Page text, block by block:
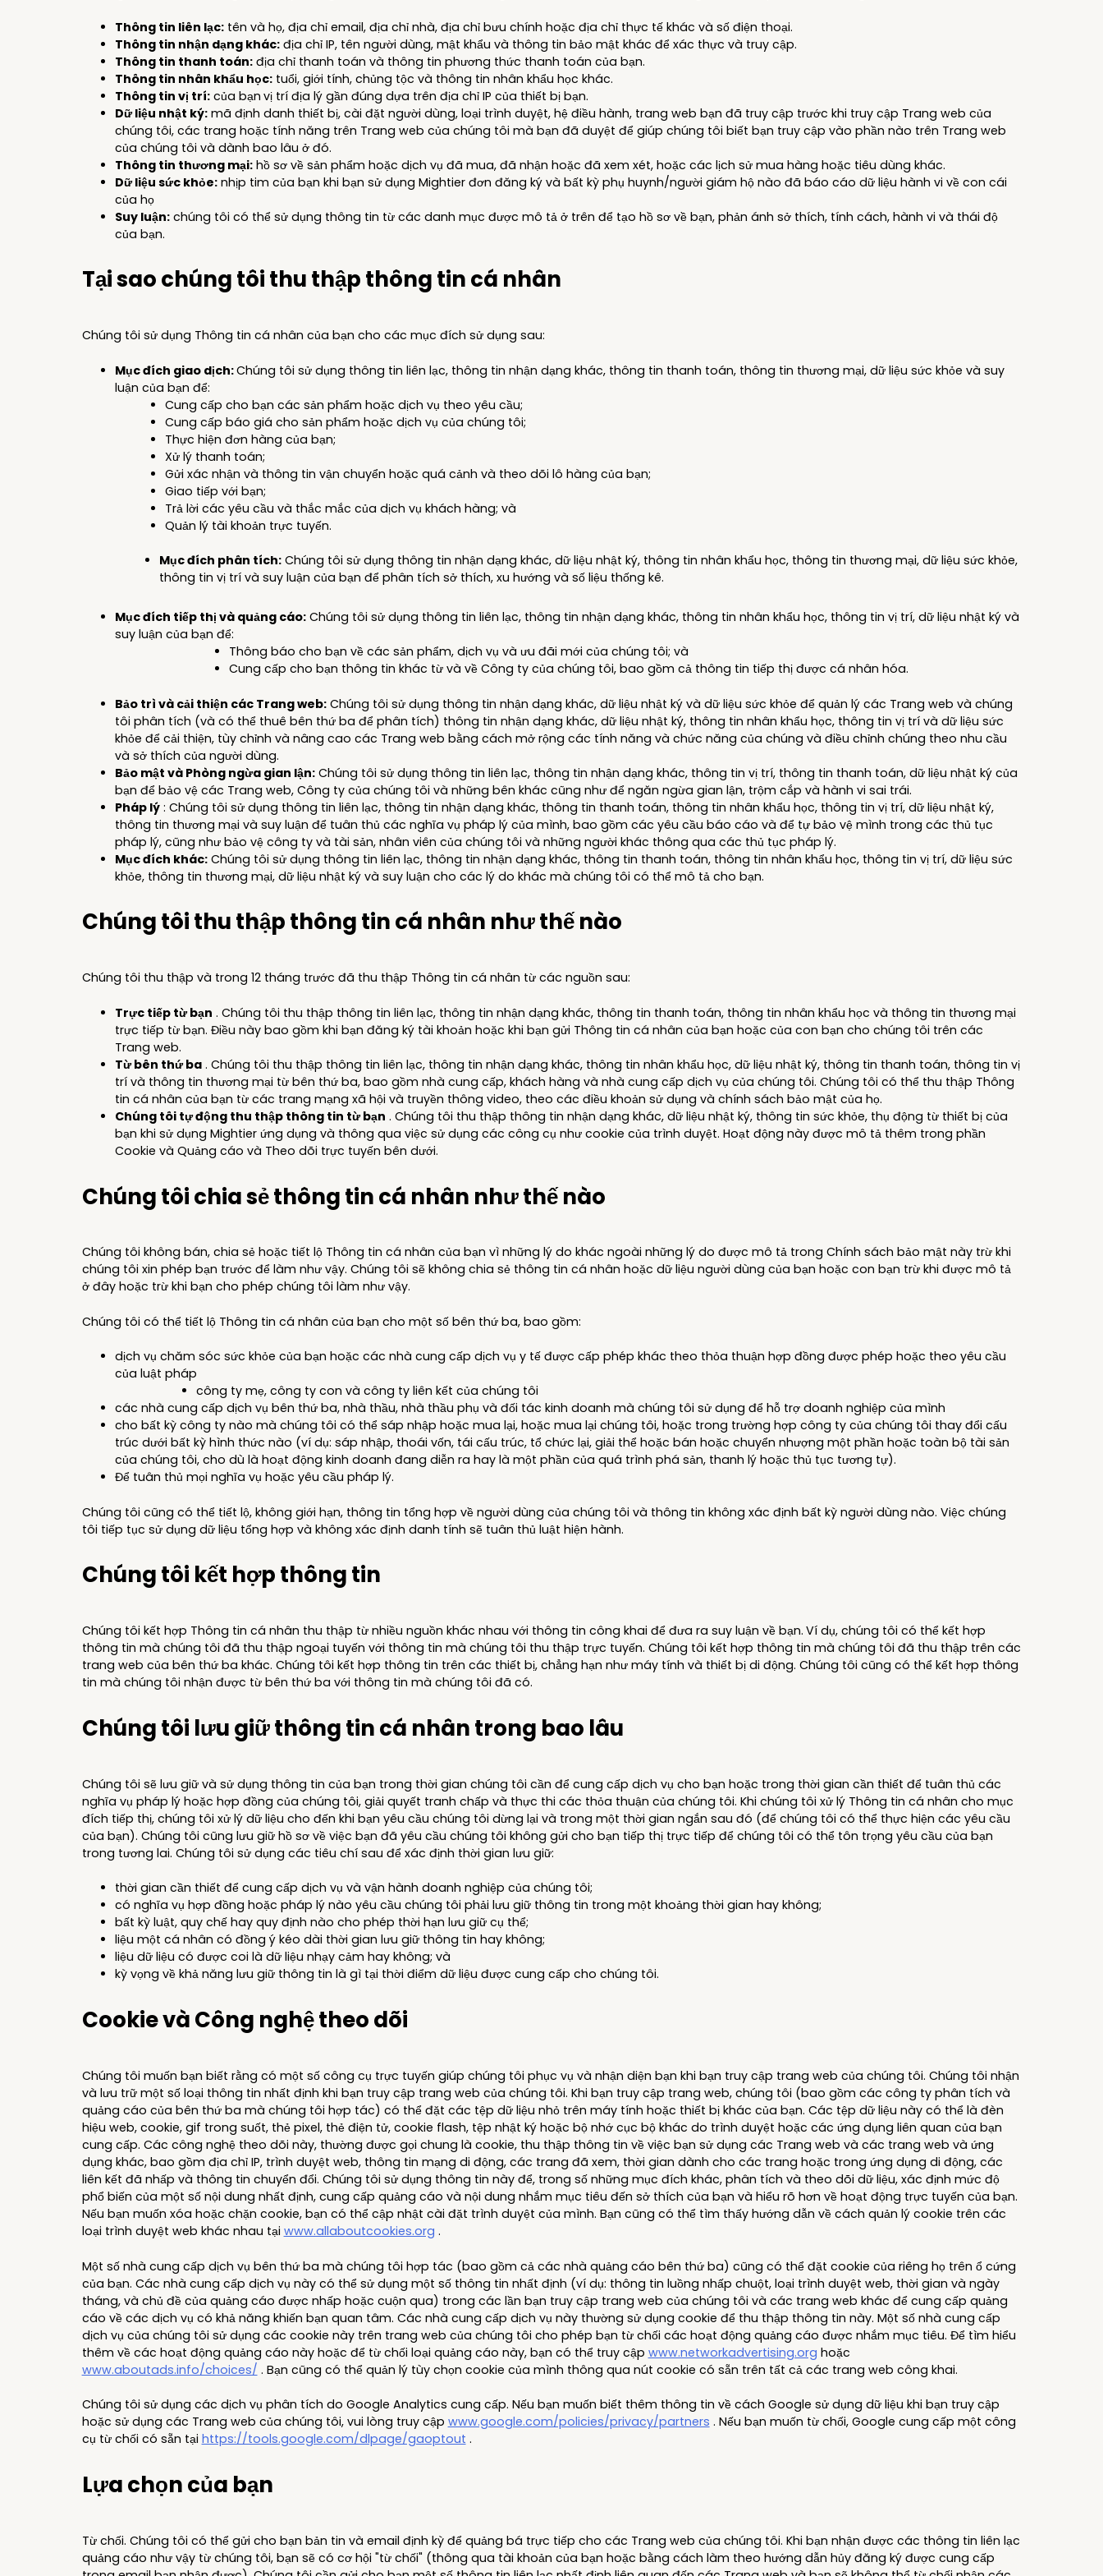
thần dành
riêng cho
trẻ em.
Thông tin liên lạc:tên và họ, địa chỉ email, địa chỉ nhà, địa chỉ bưu chính hoặc địa chỉ thực tế khác và số điện thoại.
Thông tin nhận dạng khác:địa chỉ IP, tên người dùng, mật khẩu và thông tin bảo mật khác để xác thực và truy cập.
Thông tin thanh toán:địa chỉ thanh toán và thông tin phương thức thanh toán của bạn.
Thông tin nhân khẩu học:tuổi, giới tính, chủng tộc và thông tin nhân khẩu học khác.
Thông tin vị trí:của bạn vị trí địa lý gần đúng dựa trên địa chỉ IP của thiết bị bạn.
Dữ liệu nhật ký:mã định danh thiết bị, cài đặt người dùng, loại trình duyệt, hệ điều hành, trang web bạn đã truy cập trước khi truy cập Trang web của
chúng tôi, các trang hoặc tính năng trên Trang web của chúng tôi mà bạn đã duyệt để giúp chúng tôi biết bạn truy cập vào phần nào trên Trang web
của chúng tôi và dành bao lâu ở đó.
Thông tin thương mại:hồ sơ về sản phẩm hoặc dịch vụ đã mua, đã nhận hoặc đã xem xét, hoặc các lịch sử mua hàng hoặc tiêu dùng khác.
Dữ liệu sức khỏe:nhịp tim của bạn khi bạn sử dụng Mightier đơn đăng ký và bất kỳ phụ huynh/người giám hộ nào đã báo cáo dữ liệu hành vi về con cái
của họ
Suy luận:chúng tôi có thể sử dụng thông tin từ các danh mục được mô tả ở trên để tạo hồ sơ về bạn, phản ánh sở thích, tính cách, hành vi và thái độ
của bạn.
Tại sao chúng tôi thu thập thông tin cá nhân
Chúng tôi sử dụng Thông tin cá nhân của bạn cho các mục đích sử dụng sau:
Mục đích giao dịch:Chúng tôi sử dụng thông tin liên lạc, thông tin nhận dạng khác, thông tin thanh toán, thông tin thương mại, dữ liệu sức khỏe và suy
luận của bạn để:
Cung cấp cho bạn các sản phẩm hoặc dịch vụ theo yêu cầu;
Cung cấp báo giá cho sản phẩm hoặc dịch vụ của chúng tôi;
Thực hiện đơn hàng của bạn;
Xử lý thanh toán;
Gửi xác nhận và thông tin vận chuyển hoặc quá cảnh và theo dõi lô hàng của bạn;
Giao tiếp với bạn;
Trả lời các yêu cầu và thắc mắc của dịch vụ khách hàng; và
Quản lý tài khoản trực tuyến.
Mục đích phân tích:Chúng tôi sử dụng thông tin nhận dạng khác, dữ liệu nhật ký, thông tin nhân khẩu học, thông tin thương mại, dữ liệu sức khỏe,
thông tin vị trí và suy luận của bạn để phân tích sở thích, xu hướng và số liệu thống kê.
Mục đích tiếp thị và quảng cáo:Chúng tôi sử dụng thông tin liên lạc, thông tin nhận dạng khác, thông tin nhân khẩu học, thông tin vị trí, dữ liệu nhật ký và
suy luận của bạn để:
Thông báo cho bạn về các sản phẩm, dịch vụ và ưu đãi mới của chúng tôi; và
Cung cấp cho bạn thông tin khác từ và về Công ty của chúng tôi, bao gồm cả thông tin tiếp thị được cá nhân hóa.
Bảo trì và cải thiện các Trang web:Chúng tôi sử dụng thông tin nhận dạng khác, dữ liệu nhật ký và dữ liệu sức khỏe để quản lý các Trang web và chúng
tôi phân tích (và có thể thuê bên thứ ba để phân tích) thông tin nhận dạng khác, dữ liệu nhật ký, thông tin nhân khẩu học, thông tin vị trí và dữ liệu sức
khỏe để cải thiện, tùy chỉnh và nâng cao các Trang web bằng cách mở rộng các tính năng và chức năng của chúng và điều chỉnh chúng theo nhu cầu
và sở thích của người dùng.
Bảo mật và Phòng ngừa gian lận:Chúng tôi sử dụng thông tin liên lạc, thông tin nhận dạng khác, thông tin vị trí, thông tin thanh toán, dữ liệu nhật ký của
bạn để bảo vệ các Trang web, Công ty của chúng tôi và những bên khác cũng như để ngăn ngừa gian lận, trộm cắp và hành vi sai trái.
Pháp lý: Chúng tôi sử dụng thông tin liên lạc, thông tin nhận dạng khác, thông tin thanh toán, thông tin nhân khẩu học, thông tin vị trí, dữ liệu nhật ký,
thông tin thương mại và suy luận để tuân thủ các nghĩa vụ pháp lý của mình, bao gồm các yêu cầu báo cáo và để tự bảo vệ mình trong các thủ tục
pháp lý, cũng như bảo vệ công ty và tài sản, nhân viên của chúng tôi và những người khác thông qua các thủ tục pháp lý.
Mục đích khác:Chúng tôi sử dụng thông tin liên lạc, thông tin nhận dạng khác, thông tin thanh toán, thông tin nhân khẩu học, thông tin vị trí, dữ liệu sức
khỏe, thông tin thương mại, dữ liệu nhật ký và suy luận cho các lý do khác mà chúng tôi có thể mô tả cho bạn.
Chúng tôi thu thập thông tin cá nhân như thế nào
Chúng tôi thu thập và trong 12 tháng trước đã thu thập Thông tin cá nhân từ các nguồn sau:
Trực tiếp từ bạn . Chúng tôi thu thập thông tin liên lạc, thông tin nhận dạng khác, thông tin thanh toán, thông tin nhân khẩu học và thông tin thương mại
trực tiếp từ bạn. Điều này bao gồm khi bạn đăng ký tài khoản hoặc khi bạn gửi Thông tin cá nhân của bạn hoặc của con bạn cho chúng tôi trên các
Trang web.
Từ bên thứ ba. Chúng tôi thu thập thông tin liên lạc, thông tin nhận dạng khác, thông tin nhân khẩu học, dữ liệu nhật ký, thông tin thanh toán, thông tin vị
trí và thông tin thương mại từ bên thứ ba, bao gồm nhà cung cấp, khách hàng và nhà cung cấp dịch vụ của chúng tôi. Chúng tôi có thể thu thập Thông
tin cá nhân của bạn từ các trang mạng xã hội và truyền thông video, theo các điều khoản sử dụng và chính sách bảo mật của họ.
Chúng tôi tự động thu thập thông tin từ bạn . Chúng tôi thu thập thông tin nhận dạng khác, dữ liệu nhật ký, thông tin sức khỏe, thụ động từ thiết bị của
bạn khi sử dụng Mightier ứng dụng và thông qua việc sử dụng các công cụ như cookie của trình duyệt. Hoạt động này được mô tả thêm trong phần
Cookie và Quảng cáo và Theo dõi trực tuyến bên dưới.
Chúng tôi chia sẻ thông tin cá nhân như thế nào
Chúng tôi không bán, chia sẻ hoặc tiết lộ Thông tin cá nhân của bạn vì những lý do khác ngoài những lý do được mô tả trong Chính sách bảo mật này trừ khi
chúng tôi xin phép bạn trước để làm như vậy. Chúng tôi sẽ không chia sẻ thông tin cá nhân hoặc dữ liệu người dùng của bạn hoặc con bạn trừ khi được mô tả
ở đây hoặc trừ khi bạn cho phép chúng tôi làm như vậy.
Chúng tôi có thể tiết lộ Thông tin cá nhân của bạn cho một số bên thứ ba, bao gồm:
dịch vụ chăm sóc sức khỏe của bạn hoặc các nhà cung cấp dịch vụ y tế được cấp phép khác theo thỏa thuận hợp đồng được phép hoặc theo yêu cầu
của luật pháp
công ty mẹ, công ty con và công ty liên kết của chúng tôi
các nhà cung cấp dịch vụ bên thứ ba, nhà thầu, nhà thầu phụ và đối tác kinh doanh mà chúng tôi sử dụng để hỗ trợ doanh nghiệp của mình
cho bất kỳ công ty nào mà chúng tôi có thể sáp nhập hoặc mua lại, hoặc mua lại chúng tôi, hoặc trong trường hợp công ty của chúng tôi thay đổi cấu
trúc dưới bất kỳ hình thức nào (ví dụ: sáp nhập, thoái vốn, tái cấu trúc, tổ chức lại, giải thể hoặc bán hoặc chuyển nhượng một phần hoặc toàn bộ tài sản
của chúng tôi, cho dù là hoạt động kinh doanh đang diễn ra hay là một phần của quá trình phá sản, thanh lý hoặc thủ tục tương tự).
Để tuân thủ mọi nghĩa vụ hoặc yêu cầu pháp lý.
Chúng tôi cũng có thể tiết lộ, không giới hạn, thông tin tổng hợp về người dùng của chúng tôi và thông tin không xác định bất kỳ người dùng nào. Việc chúng
tôi tiếp tục sử dụng dữ liệu tổng hợp và không xác định danh tính sẽ tuân thủ luật hiện hành.
Chúng tôi kết hợp thông tin
Chúng tôi kết hợp Thông tin cá nhân thu thập từ nhiều nguồn khác nhau với thông tin công khai để đưa ra suy luận về bạn. Ví dụ, chúng tôi có thể kết hợp
thông tin mà chúng tôi đã thu thập ngoại tuyến với thông tin mà chúng tôi thu thập trực tuyến. Chúng tôi kết hợp thông tin mà chúng tôi đã thu thập trên các
trang web của bên thứ ba khác. Chúng tôi kết hợp thông tin trên các thiết bị, chẳng hạn như máy tính và thiết bị di động. Chúng tôi cũng có thể kết hợp thông
tin mà chúng tôi nhận được từ bên thứ ba với thông tin mà chúng tôi đã có.
Chúng tôi lưu giữ thông tin cá nhân trong bao lâu
Chúng tôi sẽ lưu giữ và sử dụng thông tin của bạn trong thời gian chúng tôi cần để cung cấp dịch vụ cho bạn hoặc trong thời gian cần thiết để tuân thủ các
nghĩa vụ pháp lý hoặc hợp đồng của chúng tôi, giải quyết tranh chấp và thực thi các thỏa thuận của chúng tôi. Khi chúng tôi xử lý Thông tin cá nhân cho mục
đích tiếp thị, chúng tôi xử lý dữ liệu cho đến khi bạn yêu cầu chúng tôi dừng lại và trong một thời gian ngắn sau đó (để chúng tôi có thể thực hiện các yêu cầu
của bạn). Chúng tôi cũng lưu giữ hồ sơ về việc bạn đã yêu cầu chúng tôi không gửi cho bạn tiếp thị trực tiếp để chúng tôi có thể tôn trọng yêu cầu của bạn
trong tương lai. Chúng tôi sử dụng các tiêu chí sau để xác định thời gian lưu giữ:
thời gian cần thiết để cung cấp dịch vụ và vận hành doanh nghiệp của chúng tôi;
có nghĩa vụ hợp đồng hoặc pháp lý nào yêu cầu chúng tôi phải lưu giữ thông tin trong một khoảng thời gian hay không;
bất kỳ luật, quy chế hay quy định nào cho phép thời hạn lưu giữ cụ thể;
liệu một cá nhân có đồng ý kéo dài thời gian lưu giữ thông tin hay không;
liệu dữ liệu có được coi là dữ liệu nhạy cảm hay không; và
kỳ vọng về khả năng lưu giữ thông tin là gì tại thời điểm dữ liệu được cung cấp cho chúng tôi.
Cookie và Công nghệ theo dõi
Chúng tôi muốn bạn biết rằng có một số công cụ trực tuyến giúp chúng tôi phục vụ và nhận diện bạn khi bạn truy cập trang web của chúng tôi. Chúng tôi nhận
và lưu trữ một số loại thông tin nhất định khi bạn truy cập trang web của chúng tôi. Khi bạn truy cập trang web, chúng tôi (bao gồm các công ty phân tích và
quảng cáo của bên thứ ba mà chúng tôi hợp tác) có thể đặt các tệp dữ liệu nhỏ trên máy tính hoặc thiết bị khác của bạn. Các tệp dữ liệu này có thể là đèn
hiệu web, cookie, gif trong suốt, thẻ pixel, thẻ điện tử, cookie flash, tệp nhật ký hoặc bộ nhớ cục bộ khác do trình duyệt hoặc các ứng dụng liên quan của bạn
cung cấp. Các công nghệ theo dõi này, thường được gọi chung là cookie, thu thập thông tin về việc bạn sử dụng các Trang web và các trang web và ứng
dụng khác, bao gồm địa chỉ IP, trình duyệt web, thông tin mạng di động, các trang đã xem, thời gian dành cho các trang hoặc trong ứng dụng di động, các
liên kết đã nhấp và thông tin chuyển đổi. Chúng tôi sử dụng thông tin này để, trong số những mục đích khác, phân tích và theo dõi dữ liệu, xác định mức độ
phổ biến của một số nội dung nhất định, cung cấp quảng cáo và nội dung nhắm mục tiêu đến sở thích của bạn và hiểu rõ hơn về hoạt động trực tuyến của bạn.
Nếu bạn muốn xóa hoặc chặn cookie, bạn có thể cập nhật cài đặt trình duyệt của mình. Bạn cũng có thể tìm thấy hướng dẫn về cách quản lý cookie trên các
loại trình duyệt web khác nhau tại www.allaboutcookies.org .
Một số nhà cung cấp dịch vụ bên thứ ba mà chúng tôi hợp tác (bao gồm cả các nhà quảng cáo bên thứ ba) cũng có thể đặt cookie của riêng họ trên ổ cứng
của bạn. Các nhà cung cấp dịch vụ này có thể sử dụng một số thông tin nhất định (ví dụ: thông tin luồng nhấp chuột, loại trình duyệt web, thời gian và ngày
tháng, và chủ đề của quảng cáo được nhấp hoặc cuộn qua) trong các lần bạn truy cập trang web của chúng tôi và các trang web khác để cung cấp quảng
cáo về các dịch vụ có khả năng khiến bạn quan tâm. Các nhà cung cấp dịch vụ này thường sử dụng cookie để thu thập thông tin này. Một số nhà cung cấp
dịch vụ của chúng tôi sử dụng các cookie này trên trang web của chúng tôi cho phép bạn từ chối các hoạt động quảng cáo được nhắm mục tiêu. Để tìm hiểu
thêm về các hoạt động quảng cáo này hoặc để từ chối loại quảng cáo này, bạn có thể truy cập www.networkadvertising.org hoặc
www.aboutads.info/choices/ . Bạn cũng có thể quản lý tùy chọn cookie của mình thông qua nút cookie có sẵn trên tất cả các trang web công khai.
Chúng tôi sử dụng các dịch vụ phân tích do Google Analytics cung cấp. Nếu bạn muốn biết thêm thông tin về cách Google sử dụng dữ liệu khi bạn truy cập
hoặc sử dụng các Trang web của chúng tôi, vui lòng truy cập www.google.com/policies/privacy/partners . Nếu bạn muốn từ chối, Google cung cấp một công
cụ từ chối có sẵn tại https://tools.google.com/dlpage/gaoptout .
Lựa chọn của bạn
Từ chối. Chúng tôi có thể gửi cho bạn bản tin và email định kỳ để quảng bá trực tiếp cho các Trang web của chúng tôi. Khi bạn nhận được các thông tin liên lạc
quảng cáo như vậy từ chúng tôi, bạn sẽ có cơ hội "từ chối" (thông qua tài khoản của bạn hoặc bằng cách làm theo hướng dẫn hủy đăng ký được cung cấp